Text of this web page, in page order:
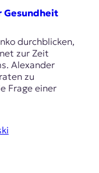
Gesundheit
durchblicken,
zur Zeit
Alexander
zu
Frage einer